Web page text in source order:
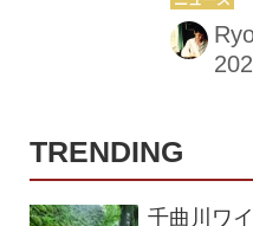
ス）から
14日間、
ージへと
TRENDING
千曲川ワ